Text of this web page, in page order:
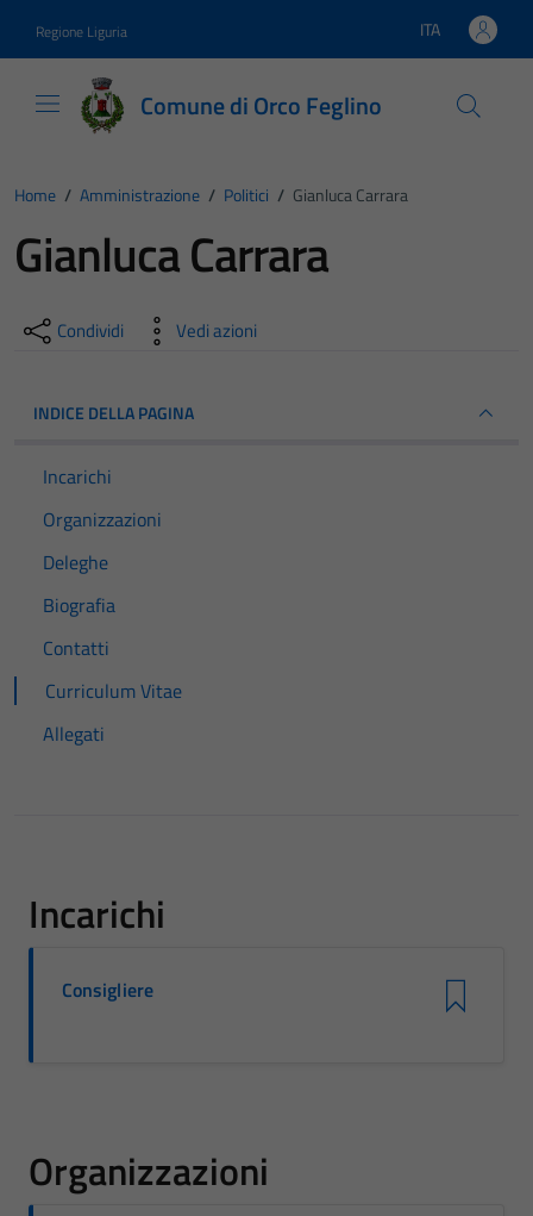
Regione Liguria Lingua attiva:
ITA
Comune di Orco Feglino
Home / Amministrazione / Politici / Gianluca Carrara
Gianluca Carrara
Condividi Vedi azioni
INDICE DELLA PAGINA
Incarichi
Organizzazioni
Deleghe
Biografia
Contatti
Curriculum Vitae
Allegati
Incarichi
Consigliere
Organizzazioni